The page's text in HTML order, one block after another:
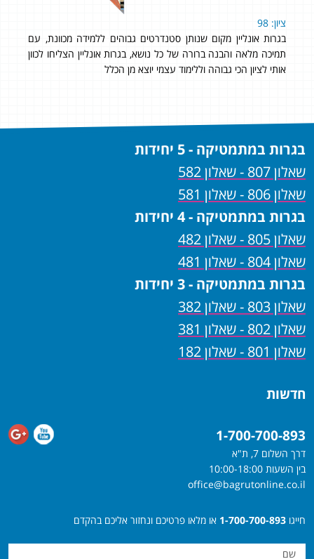
ציון: 98
בגרות אונליין מקום שנותן סטנדרטים גבוהים ללמידה מכוונת, עם
תמיכה מלאה והבנה ברורה של כל נושא, בגרות אונליין הצליחו לכוון
אותי לציון הכי גבוהה וללימוד עצמי יוצא מן הכלל
בגרות במתמטיקה - 5 יחידות
שאלון 807 - שאלון 582
שאלון 806 - שאלון 581
בגרות במתמטיקה - 4 יחידות
שאלון 805 - שאלון 482
שאלון 804 - שאלון 481
בגרות במתמטיקה - 3 יחידות
שאלון 803 - שאלון 382
שאלון 802 - שאלון 381
שאלון 801 - שאלון 182
חדשות
1-700-700-893
דרך השלום 7, ת"א
בין השעות 10:00-18:00
office@bagrutonline.co.il
חייגו 1-700-700-893 או מלאו פרטיכם ונחזור אליכם בהקדם